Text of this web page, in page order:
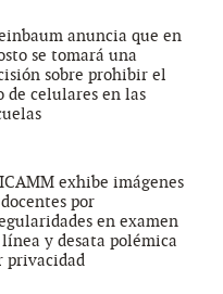
anuncia que en
se tomará una
sobre prohibir el
de celulares en las
exhibe imágenes
por
en examen
y desata polémica
privacidad